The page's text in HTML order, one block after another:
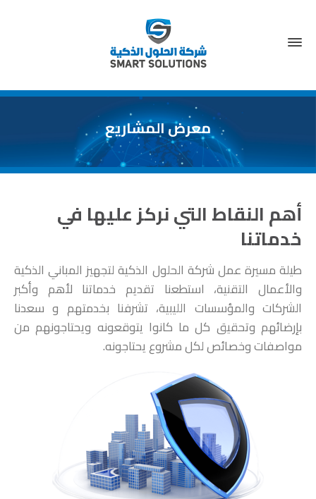
معرض المشاريع
أهم النقاط التي نركز عليها في
خدماتنا
طيلة مسيرة عمل شركة الحلول الذكية لتجهيز المباني الذكية
والأعمال التقنية، استطعنا تقديم خدماتنا لأهم وأكبر
الشركات والمؤسسات الليبية، تشرفنا بخدمتهم و سعدنا
بإرضائهم وتحقيق كل ما كانوا يتوقعونه ويحتاجونهم من
مواصفات وخصائص لكل مشروع يحتاجونه.